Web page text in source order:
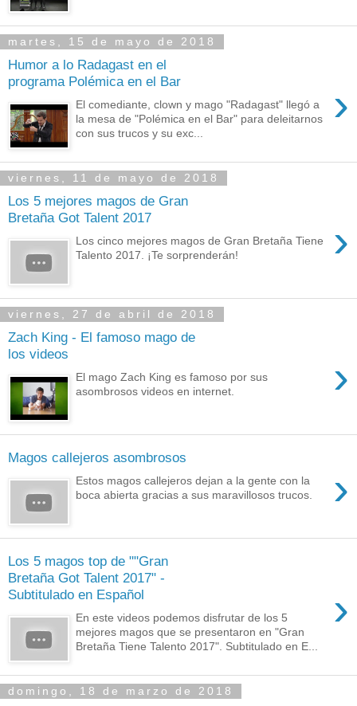
martes, 15 de mayo de 2018
Humor a lo Radagast en el
programa Polémica en el Bar
›
El comediante, clown y mago "Radagast" llegó a
la mesa de "Polémica en el Bar" para deleitarnos
con sus trucos y su exc...
viernes, 11 de mayo de 2018
Los 5 mejores magos de Gran
Bretaña Got Talent 2017
›
Los cinco mejores magos de Gran Bretaña Tiene
Talento 2017. ¡Te sorprenderán!
viernes, 27 de abril de 2018
Zach King - El famoso mago de
los videos
›
El mago Zach King es famoso por sus
asombrosos videos en internet.
Magos callejeros asombrosos
›
Estos magos callejeros dejan a la gente con la
boca abierta gracias a sus maravillosos trucos.
Los 5 magos top de ""Gran
Bretaña Got Talent 2017" -
Subtitulado en Español
›
En este videos podemos disfrutar de los 5
mejores magos que se presentaron en "Gran
Bretaña Tiene Talento 2017". Subtitulado en E...
domingo, 18 de marzo de 2018